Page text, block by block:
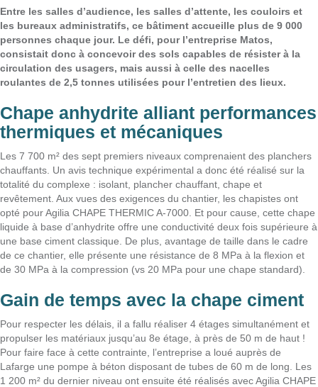
Entre les salles d’audience, les salles d’attente, les couloirs et
les bureaux administratifs, ce bâtiment accueille plus de 9 000
personnes chaque jour. Le défi, pour l’entreprise Matos,
consistait donc à concevoir des sols capables de résister à la
circulation des usagers, mais aussi à celle des nacelles
roulantes de 2,5 tonnes utilisées pour l’entretien des lieux.
Chape anhydrite alliant performances
thermiques et mécaniques
Les 7 700 m² des sept premiers niveaux comprenaient des planchers
chauffants. Un avis technique expérimental a donc été réalisé sur la
totalité du complexe : isolant, plancher chauffant, chape et
revêtement. Aux vues des exigences du chantier, les chapistes ont
opté pour Agilia CHAPE THERMIC A-7000. Et pour cause, cette chape
liquide à base d’anhydrite offre une conductivité deux fois supérieure à
une base ciment classique. De plus, avantage de taille dans le cadre
de ce chantier, elle présente une résistance de 8 MPa à la flexion et
de 30 MPa à la compression (vs 20 MPa pour une chape standard).
Gain de temps avec la chape ciment
Pour respecter les délais, il a fallu réaliser 4 étages simultanément et
propulser les matériaux jusqu’au 8e étage, à près de 50 m de haut !
Pour faire face à cette contrainte, l’entreprise a loué auprès de
Lafarge une pompe à béton disposant de tubes de 60 m de long. Les
1 200 m² du dernier niveau ont ensuite été réalisés avec Agilia CHAPE